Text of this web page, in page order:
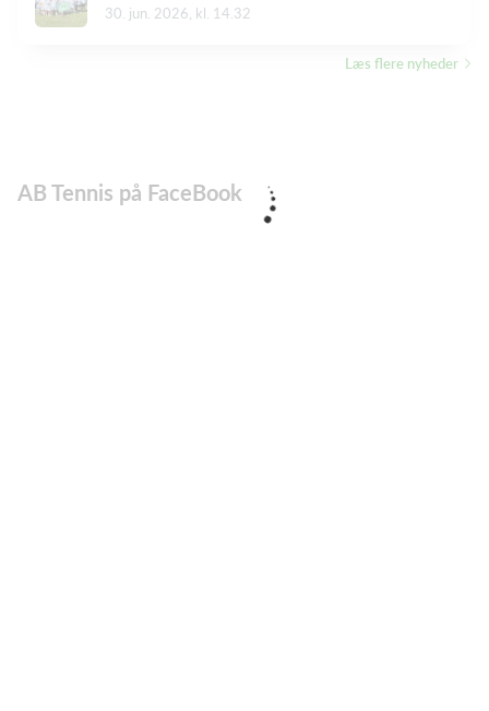
30. jun. 2026, kl. 14.32
Læs flere nyheder
AB Tennis på FaceBook